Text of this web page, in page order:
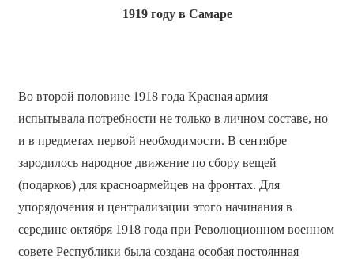
1919 году в Самаре
Во второй половине 1918 года Красная армия
испытывала потребности не только в личном составе, но
и в предметах первой необходимости. В сентябре
зародилось народное движение по сбору вещей
(подарков) для красноармейцев на фронтах. Для
упорядочения и централизации этого начинания в
середине октября 1918 года при Революционном военном
совете Республики была создана особая постоянная